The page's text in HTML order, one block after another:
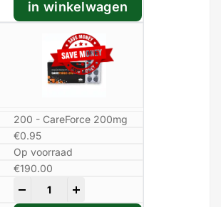
in winkelwagen
200 - CareForce 200mg
€0.95
Op voorraad
€190.00